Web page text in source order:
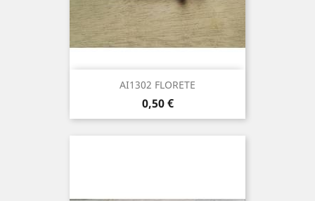
AI1302 FLORETE
Precio
0,50 €